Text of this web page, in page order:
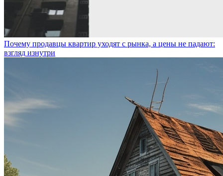
Почему продавцы квартир уходят с рынка, а цены не падают:
взгляд изнутри